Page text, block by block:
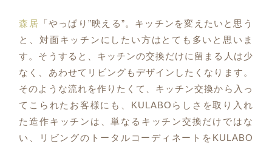
森居 「やっぱり”映える”。キッチンを変えたいと思う
と、対面キッチンにしたい方はとても多いと思いま
す。そうすると、キッチンの交換だけに留まる人は少
なく、あわせてリビングもデザインしたくなります。
そのような流れを作りたくて、キッチン交換から入っ
てこられたお客様にも、KULABOらしさを取り入れ
た造作キッチンは、単なるキッチン交換だけではな
い、リビングのトータルコーディネートをKULABO